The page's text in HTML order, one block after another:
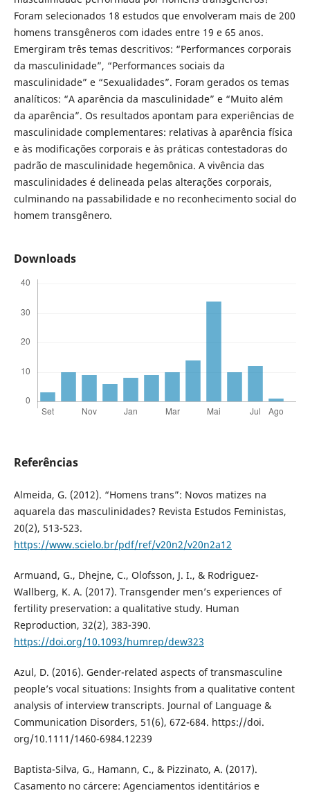
Foram selecionados 18 estudos que envolveram mais de 200
homens transgêneros com idades entre 19 e 65 anos.
Emergiram três temas descritivos: “Performances corporais
da masculinidade”, “Performances sociais da
masculinidade” e “Sexualidades”. Foram gerados os temas
analíticos: “A aparência da masculinidade” e “Muito além
da aparência”. Os resultados apontam para experiências de
masculinidade complementares: relativas à aparência física
e às modificações corporais e às práticas contestadoras do
padrão de masculinidade hegemônica. A vivência das
masculinidades é delineada pelas alterações corporais,
culminando na passabilidade e no reconhecimento social do
homem transgênero.
Downloads
Referências
Almeida, G. (2012). “Homens trans”: Novos matizes na
aquarela das masculinidades? Revista Estudos Feministas,
20(2), 513-523.
https://www.scielo.br/pdf/ref/v20n2/v20n2a12
Armuand, G., Dhejne, C., Olofsson, J. I., & Rodriguez-
Wallberg, K. A. (2017). Transgender men’s experiences of
fertility preservation: a qualitative study. Human
Reproduction, 32(2), 383-390.
https://doi.org/10.1093/humrep/dew323
Azul, D. (2016). Gender-related aspects of transmasculine
people’s vocal situations: Insights from a qualitative content
analysis of interview transcripts. Journal of Language &
Communication Disorders, 51(6), 672-684. https://doi.
org/10.1111/1460-6984.12239
Baptista-Silva, G., Hamann, C., & Pizzinato, A. (2017).
Casamento no cárcere: Agenciamentos identitários e